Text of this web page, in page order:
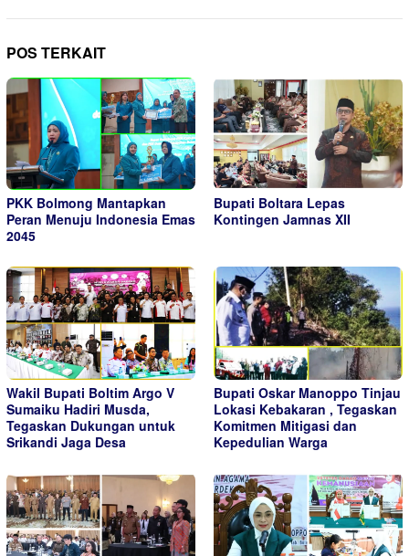
POS TERKAIT
PKK Bolmong Mantapkan
Peran Menuju Indonesia Emas
2045
Bupati Boltara Lepas
Kontingen Jamnas XII
Wakil Bupati Boltim Argo V
Sumaiku Hadiri Musda,
Tegaskan Dukungan untuk
Srikandi Jaga Desa
Bupati Oskar Manoppo Tinjau
Lokasi Kebakaran , Tegaskan
Komitmen Mitigasi dan
Kepedulian Warga